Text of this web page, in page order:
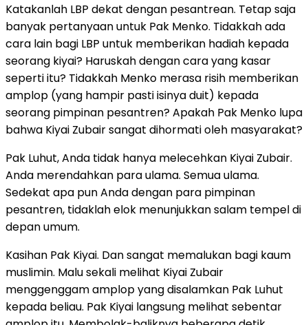
Katakanlah LBP dekat dengan pesantrean. Tetap saja
banyak pertanyaan untuk Pak Menko. Tidakkah ada
cara lain bagi LBP untuk memberikan hadiah kepada
seorang kiyai? Haruskah dengan cara yang kasar
seperti itu? Tidakkah Menko merasa risih memberikan
amplop (yang hampir pasti isinya duit) kepada
seorang pimpinan pesantren? Apakah Pak Menko lupa
bahwa Kiyai Zubair sangat dihormati oleh masyarakat?
Pak Luhut, Anda tidak hanya melecehkan Kiyai Zubair.
Anda merendahkan para ulama. Semua ulama.
Sedekat apa pun Anda dengan para pimpinan
pesantren, tidaklah elok menunjukkan salam tempel di
depan umum.
Kasihan Pak Kiyai. Dan sangat memalukan bagi kaum
muslimin. Malu sekali melihat Kiyai Zubair
menggenggam amplop yang disalamkan Pak Luhut
kepada beliau. Pak Kiyai langsung melihat sebentar